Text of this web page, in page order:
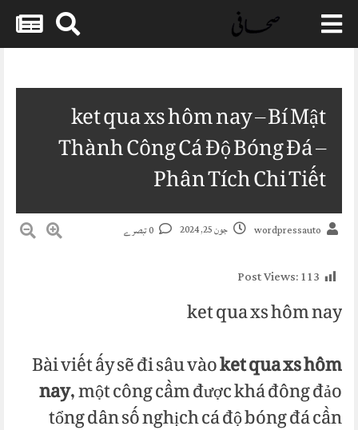
Skip
ket qua xs hôm nay – Bí Mật
Thành Công Cá Độ Bóng Đá –
Phân Tích Chi Tiết
wordpressauto جون 25, 2024
Post Views:113
ket qua xs hôm nay
Bài viết ấy sẽ đi sâu vàoket qua xs hôm
nay, một công cầm được khá đông đảo